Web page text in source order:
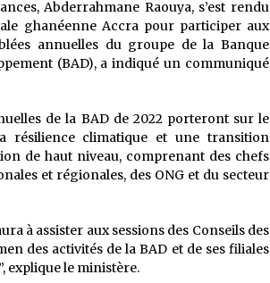
Tradition orale/ D’où viennent les
contes et à quoi servent-ils?
5 ans ago
Abderrahmane Raouya, s’est rendu
ghanéenne Accra pour participer aux
annuelles du groupe de la Banque
(BAD), a indiqué un communiqué
de la BAD de 2022 porteront sur le
résilience climatique et une transition
de haut niveau, comprenant des chefs
et régionales, des ONG et du secteur
à assister aux sessions des Conseils des
des activités de la BAD et de ses filiales
explique le ministère.